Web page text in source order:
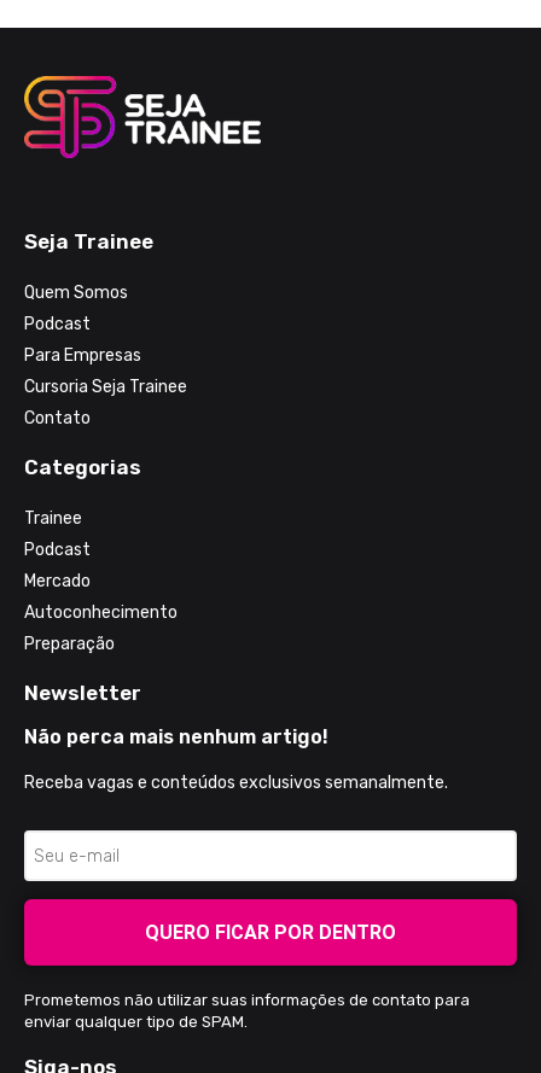
Seja Trainee
Quem Somos
Podcast
Para Empresas
Cursoria Seja Trainee
Contato
Categorias
Trainee
Podcast
Mercado
Autoconhecimento
Preparação
Newsletter
Não perca mais nenhum artigo!
Receba vagas e conteúdos exclusivos semanalmente.
QUERO FICAR POR DENTRO
Prometemos não utilizar suas informações de contato para
enviar qualquer tipo de SPAM.
Siga-nos